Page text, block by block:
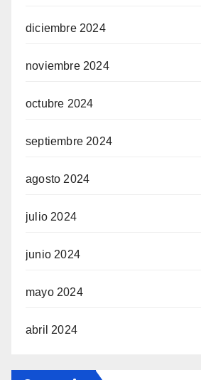
diciembre 2024
noviembre 2024
octubre 2024
septiembre 2024
agosto 2024
julio 2024
junio 2024
mayo 2024
abril 2024